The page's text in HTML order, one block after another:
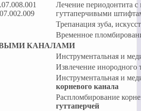
Лечение периодонтита
гуттаперчивыми
Трепанация зуба,
Временное
КАНАЛАМИ
Инструментальная и
Извлечение инородного
Инструментальная и
корневого канала
Распломбирование
гуттаперчей